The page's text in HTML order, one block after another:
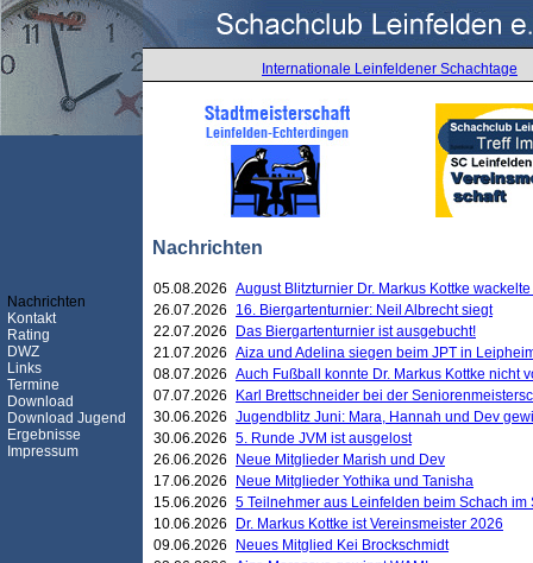
Internationale Leinfeldener Schachtage
Nachrichten
Nachrichten
Kontakt
Rating
DWZ
Links
Termine
Download
Download Jugend
Ergebnisse
Impressum
05.08.2026 August Blitzturnier Dr. Markus Kottke
26.07.2026
16. Biergartenturnier: Neil Albrecht siegt
22.07.2026
Das Biergartenturnier ist ausgebucht!
21.07.2026 Aiza und Adelina siegen beim JPT in
08.07.2026 Auch Fußball konnte Dr. Markus Kottke nicht
07.07.2026
Karl Brettschneider bei der
30.06.2026 Jugendblitz Juni: Mara, Hannah und Dev
30.06.2026 5. Runde JVM ist ausgelost
26.06.2026
Neue Mitglieder Marish und Dev
17.06.2026
Neue Mitglieder Yothika und Tanisha
15.06.2026 5 Teilnehmer aus Leinfelden beim Schach
10.06.2026
Dr. Markus Kottke ist Vereinsmeister 2026
09.06.2026
Neues Mitglied Kei Brockschmidt